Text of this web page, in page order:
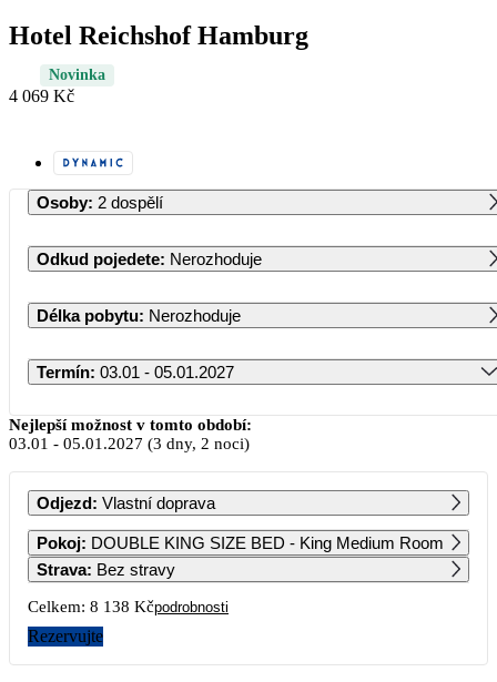
Hotel Reichshof Hamburg
Novinka
4 069 Kč
Osoby: 2 dospělí
Odkud pojedete: Nerozhoduje
Délka pobytu: Nerozhoduje
Termín: 03.01 - 05.01.2027
Leden 2027
PO ÚT ST ČT PÁ SO NE
1
4 799
2
4 199
3
4 069
4
4 299
5
4 399
6
4 459
7 8 9 10
11
4 169 4 499 4 589 4 489 4 459 4 189 3 869
Nejlepší možnost v tomto období:
03.01 - 05.01.2027 (3 dny, 2 noci)
Odjezd: Vlastní doprava
Pokoj: DOUBLE KING SIZE BED - King Medium Room
Strava: Bez stravy
Celkem: 8 138 Kčpodrobnosti
Rezervujte